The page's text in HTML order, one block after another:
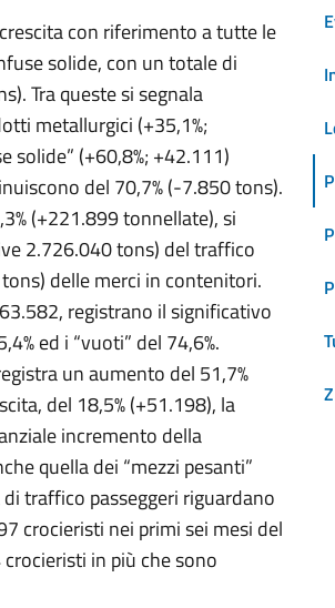
con riferimento a tutte le
solide, con un totale di
Tra queste si segnala
metallurgici (+35,1%;
solide” (+60,8%; +42.111)
del 70,7% (-7.850 tons).
(+221.899 tonnellate), si
2.726.040 tons) del traffico
delle merci in contenitori.
registrano il significativo
ed i “vuoti” del 74,6%.
un aumento del 51,7%
del 18,5% (+51.198), la
incremento della
quella dei “mezzi pesanti”
traffico passeggeri riguardano
crocieristi nei primi sei mesi del
in più che sono